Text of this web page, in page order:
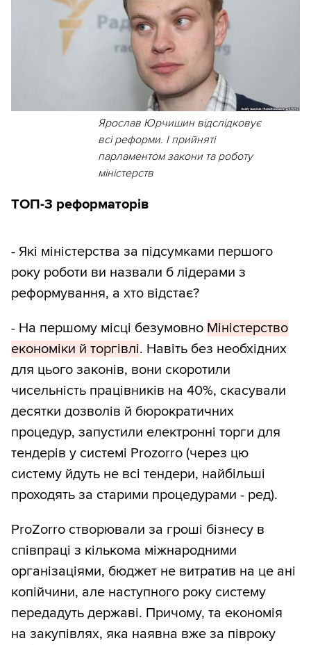
Ярослав Юрчишин відслідковує
всі реформи. І прийняті
парламентом закони та роботу
міністерств
ТОП-3 реформаторів
- Які міністерства за підсумками першого
року роботи ви назвали б лідерами з
реформування, а хто відстає?
- На першому місці безумовно Міністерство
економіки й торгівлі. Навіть без необхідних
для цього законів, вони скоротили
чисельність працівників на 40%, скасували
десятки дозволів й бюрократичних
процедур, запустили електронні торги для
тендерів у системі Prozorro (через цю
систему йдуть не всі тендери, найбільші
проходять за старими процедурами - ред).
ProZorro створювали за гроші бізнесу в
співпраці з кількома міжнародними
організаціями, бюджет не витратив на це ані
копійчини, але наступного року систему
передадуть державі. Причому, та економія
на закупівлях, яка наявна вже за півроку